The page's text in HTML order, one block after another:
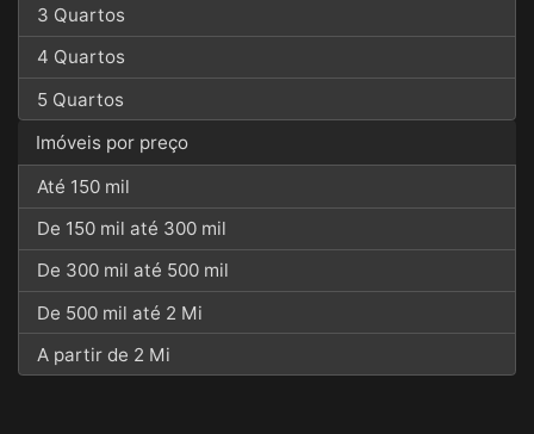
3 Quartos
4 Quartos
5 Quartos
Imóveis por preço
Até 150 mil
De 150 mil até 300 mil
De 300 mil até 500 mil
De 500 mil até 2 Mi
A partir de 2 Mi